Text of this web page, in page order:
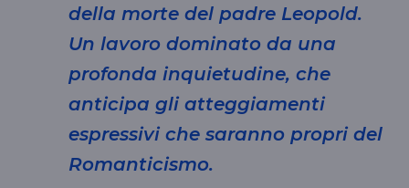
della morte del padre Leopold.
Un lavoro dominato da una
profonda inquietudine, che
anticipa gli atteggiamenti
espressivi che saranno propri del
Romanticismo.